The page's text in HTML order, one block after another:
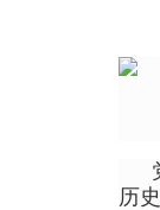
历